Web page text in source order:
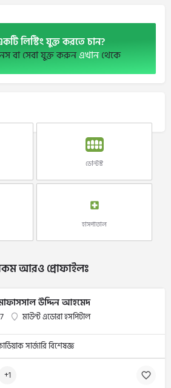
লিস্টিং যুক্ত করতে চান?
বা সেবা যুক্ত করুনএখানথেকে
ডেন্টিস্ট
হাসপাতাল
আরও প্রোফাইলঃ
উদ্দিন আহমেদ
মাউন্ট এডোরা হসপিটাল
সার্জারি বিশেষজ্ঞ
+1